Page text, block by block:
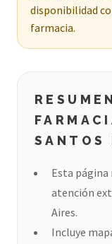
disponibilidad
farmacia.
SANTOS
Esta página
atención
Aires.
Incluye